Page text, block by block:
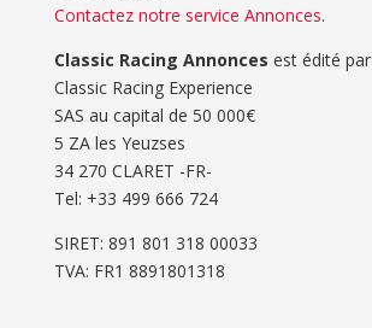
Contactez notre service Annonces.
Classic Racing Annonces est édité par
Classic Racing Experience
SAS au capital de 50 000€
5 ZA les Yeuzses
34 270 CLARET -FR-
Tel: ‭+33 499 666 724‬
SIRET: 891 801 318 00033
TVA: FR1 8891801318